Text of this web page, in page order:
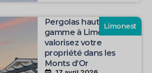
Limonest
Pergolas haut de
gamme à Limonest :
valorisez votre
propriété dans les
Monts d’Or